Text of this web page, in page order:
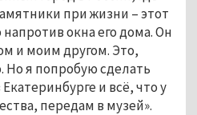
при жизни – этот
окна его дома. Он
и моим другом. Это,
Но я попробую сделать
и всё, что у
передам в музей».